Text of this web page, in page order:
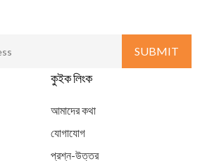
কুইক লিংক
আমাদের কথা
যোগাযোগ
প্রশ্ন-উত্তর